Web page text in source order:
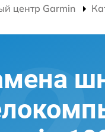
центр Garmin